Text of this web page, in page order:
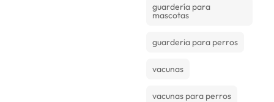
guardería para
mascotas
guarderia para perros
vacunas
vacunas para perros